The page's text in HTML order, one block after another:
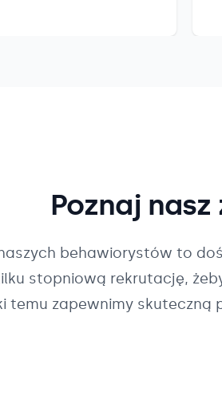
Poznaj nasz
behawiorystów to
stopniową rekrutację,
temu zapewnimy skuteczną